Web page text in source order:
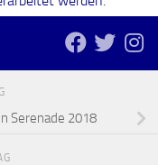
Serenade 2018